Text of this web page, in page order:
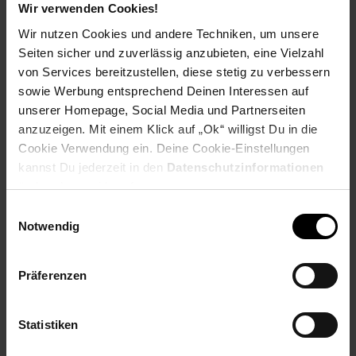
Wir verwenden Cookies!
Wir nutzen Cookies und andere Techniken, um unsere
Seiten sicher und zuverlässig anzubieten, eine Vielzahl
von Services bereitzustellen, diese stetig zu verbessern
sowie Werbung entsprechend Deinen Interessen auf
unserer Homepage, Social Media und Partnerseiten
anzuzeigen. Mit einem Klick auf „Ok“ willigst Du in die
Cookie Verwendung ein. Deine Cookie-Einstellungen
kannst Du jederzeit in den Datenschutzinformationen
ändern bzw. widerrufen.
Notwendig
Präferenzen
Statistiken
Bewerben per Formular
Folge uns auf Social Media!
Hinweis: Aus Gründen der leichteren Lesbarkeit verwenden